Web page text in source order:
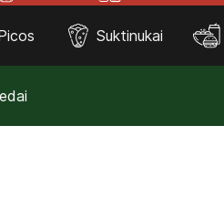
Suktinukai